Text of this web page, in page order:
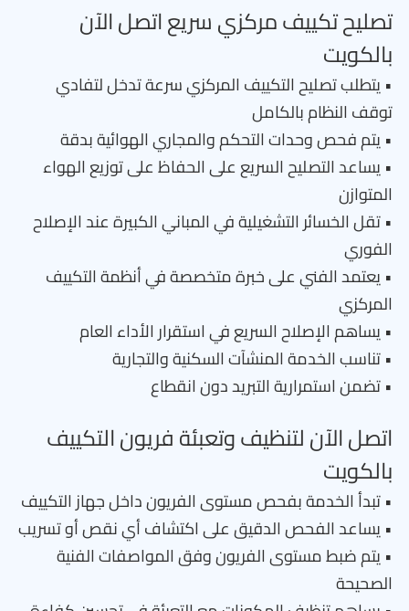
تصليح تكييف مركزي سريع اتصل الآن
بالكويت
• يتطلب تصليح التكييف المركزي سرعة تدخل لتفادي
توقف النظام بالكامل
• يتم فحص وحدات التحكم والمجاري الهوائية بدقة
• يساعد التصليح السريع على الحفاظ على توزيع الهواء
المتوازن
• تقل الخسائر التشغيلية في المباني الكبيرة عند الإصلاح
الفوري
• يعتمد الفني على خبرة متخصصة في أنظمة التكييف
المركزي
• يساهم الإصلاح السريع في استقرار الأداء العام
• تناسب الخدمة المنشآت السكنية والتجارية
• تضمن استمرارية التبريد دون انقطاع
اتصل الآن لتنظيف وتعبئة فريون التكييف
بالكويت
• تبدأ الخدمة بفحص مستوى الفريون داخل جهاز التكييف
• يساعد الفحص الدقيق على اكتشاف أي نقص أو تسريب
• يتم ضبط مستوى الفريون وفق المواصفات الفنية
الصحيحة